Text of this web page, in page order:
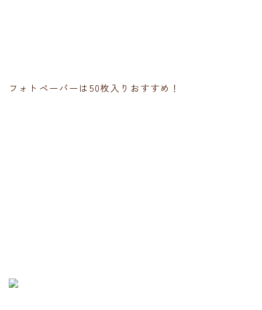
フォトペーパーは50枚入りおすすめ！